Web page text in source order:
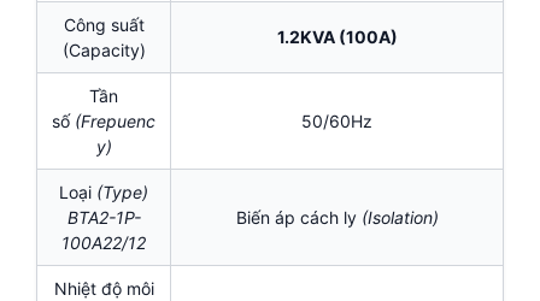
Công suất
(Capacity)
1.2KVA (100A)
Tần
số (Frepuenc
y)
50/60Hz
Loại (Type)
BTA2-1P-
100A22/12
Biến áp cách ly (Isolation)
Nhiệt độ môi